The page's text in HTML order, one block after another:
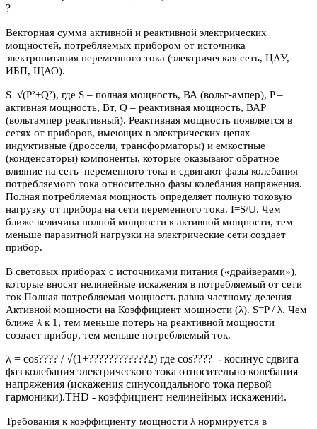
?
Векторная сумма активной и реактивной электрических
мощностей, потребляемых прибором от источника
электропитания переменного тока (электрическая сеть, ЦАУ,
ИБП, ЩАО).
S=√(P²+Q²), где S – полная мощность, ВА (вольт-ампер), P –
активная мощность, Вт, Q – реактивная мощность, ВАР
(вольтампер реактивный). Реактивная мощность появляется в
сетях от приборов, имеющих в электрических цепях
индуктивные (дроссели, трансформаторы) и емкостные
(конденсаторы) компоненты, которые оказывают обратное
влияние на сеть переменного тока и сдвигают фазы колебания
потребляемого тока относительно фазы колебания напряжения.
Полная потребляемая мощность определяет полную токовую
нагрузку от прибора на сети переменного тока. I=S/U. Чем
ближе величина полной мощности к активной мощности, тем
меньше паразитной нагрузки на электрические сети создает
прибор.
В световых приборах с источниками питания («драйверами»),
которые вносят нелинейные искажения в потребляемый от сети
ток Полная потребляемая мощность равна частному деления
Активной мощности на Коэффициент мощности (λ). S=P / λ. Чем
ближе λ к 1, тем меньше потерь на реактивной мощности
создает прибор, тем меньше потребляемый ток.
λ = cos???? / √(1+????????????2) где cos???? - косинус сдвига
фаз колебания электрического тока относительно колебания
напряжения (искажения синусоидального тока первой
гармоники).THD - коэффициент нелинейных искажений.
Требования к коэффициенту мощности λ нормируется в